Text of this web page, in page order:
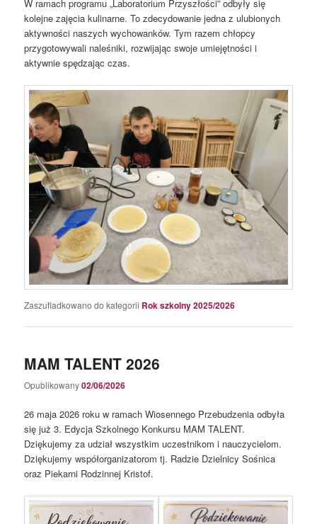
W ramach programu „Laboratorium Przyszłości” odbyły się
kolejne zajęcia kulinarne. To zdecydowanie jedna z ulubionych
aktywności naszych wychowanków. Tym razem chłopcy
przygotowywali naleśniki, rozwijając swoje umiejętności i
aktywnie spędzając czas.
Zaszufladkowano do kategorii Rok szkolny 2025/2026
MAM TALENT 2026
Opublikowany02/06/2026
26 maja 2026 roku w ramach Wiosennego Przebudzenia odbyła
się już 3. Edycja Szkolnego Konkursu MAM TALENT.
Dziękujemy za udział wszystkim uczestnikom i nauczycielom.
Dziękujemy współorganizatorom tj. Radzie Dzielnicy Sośnica
oraz Piekarni Rodzinnej Kristof.